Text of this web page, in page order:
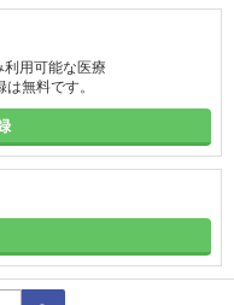
用可能な医療
無料です。